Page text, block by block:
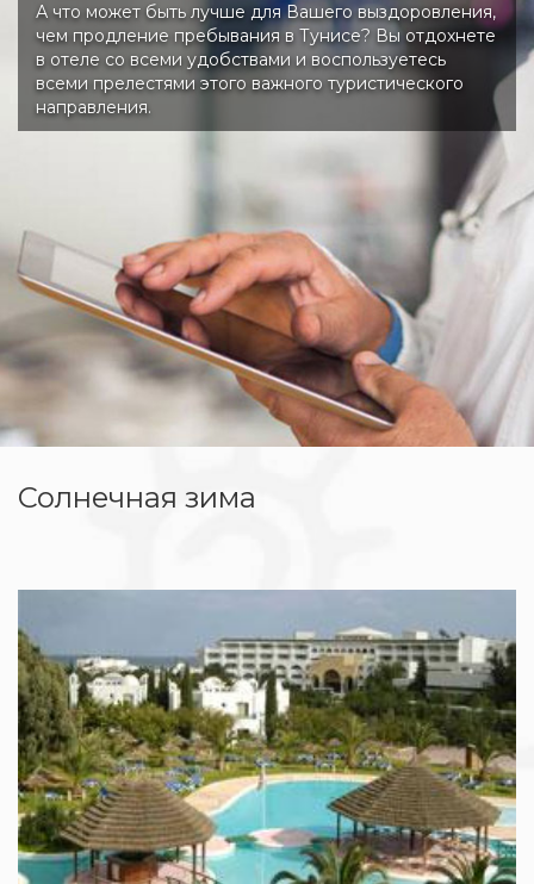
А что может быть лучше для Вашего выздоровления,
чем продление пребывания в Тунисе? Вы отдохнете
в отеле со всеми удобствами и воспользуетесь
всеми прелестями этого важного туристического
направления.
Солнечная зима